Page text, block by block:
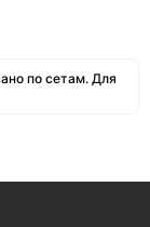
по сетам. Для